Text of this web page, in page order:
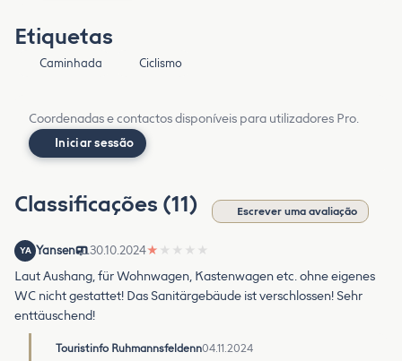
Etiquetas
Caminhada Ciclismo
Coordenadas e contactos disponíveis para utilizadores Pro.
Iniciar sessão
Classificações (11) Escrever uma avaliação
YA Yansen 30.10.2024★ ★ ★ ★ ★
Laut Aushang, für Wohnwagen, Kastenwagen etc. ohne eigenes
WC nicht gestattet! Das Sanitärgebäude ist verschlossen! Sehr
enttäuschend!
Touristinfo Ruhmannsfeldenn04.11.2024